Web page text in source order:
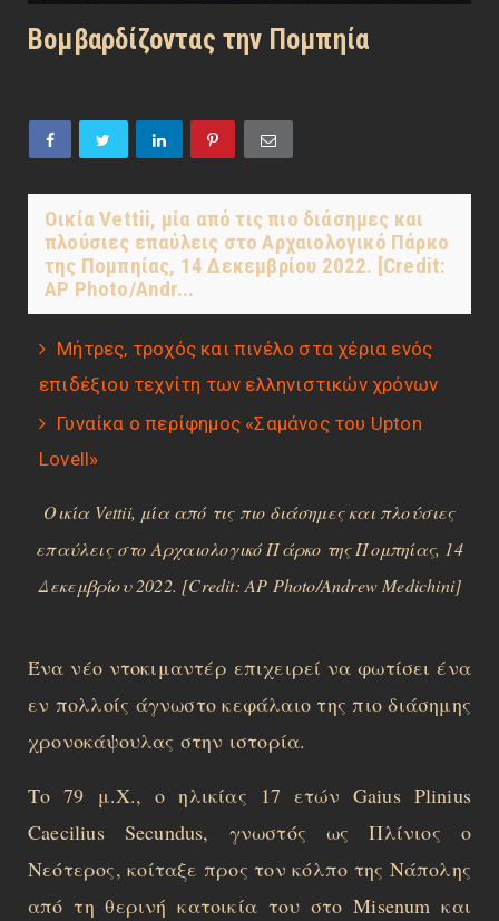
Βομβαρδίζοντας την Πομπηία
Οικία Vettii, μία από τις πιο διάσημες και
πλούσιες επαύλεις στο Αρχαιολογικό Πάρκο
της Πομπηίας, 14 Δεκεμβρίου 2022. [Credit:
AP Photo/Andr...
Μήτρες, τροχός και πινέλο στα χέρια ενός
επιδέξιου τεχνίτη των ελληνιστικών χρόνων
Γυναίκα ο περίφημος «Σαμάνος του Upton
Lovell»
Οικία Vettii, μία από τις πιο διάσημες και πλούσιες
επαύλεις στο Αρχαιολογικό Πάρκο της Πομπηίας, 14
Δεκεμβρίου 2022. [Credit: AP Photo/Andrew Medichini]
Ένα νέο ντοκιμαντέρ επιχειρεί να φωτίσει ένα
εν πολλοίς άγνωστο κεφάλαιο της πιο διάσημης
χρονοκάψουλας στην ιστορία.
Το 79 μ.Χ., ο ηλικίας 17 ετών Gaius Plinius
Caecilius Secundus, γνωστός ως Πλίνιος ο
Νεότερος, κοίταξε προς τον κόλπο της Νάπολης
από τη θερινή κατοικία του στο Misenum και